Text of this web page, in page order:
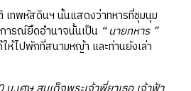
หัสดินฯ นั้นแสดงว่าทหารที่ชุมนุม
ารณ์ยึดอำนาจนั้นเป็น “ นายทหาร ”
ห้ไปพักที่สนามหญ้า และท่านยังเล่า